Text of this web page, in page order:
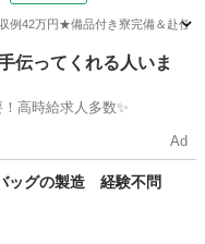
例42万円★備品付き寮完備＆赴
伝ってくれる人いま
/ 登録不要！高時給求人多数✨
Ad
ッグの製造 経験不問